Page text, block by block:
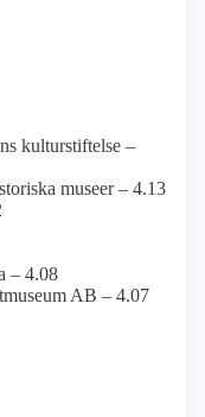
kulturstiftelse –
museer – 4.13
– 4.08
AB – 4.07